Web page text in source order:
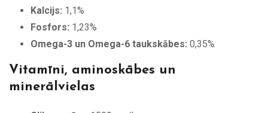
Kalcijs: 1,1%
Fosfors: 1,23%
Omega-3 un Omega-6 taukskābes: 0,35%
Vitamīni, aminoskābes un
minerālvielas